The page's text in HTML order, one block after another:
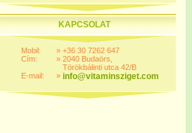
KAPCSOLAT
Mobil:
Cím:
E-mail:
»
»
»
+36 30 7262 647
2040 Budaörs,
Törökbálinti utca 42/B
info@vitaminsziget.com